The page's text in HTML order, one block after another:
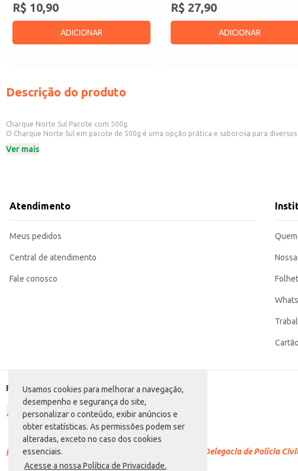
Usamos cookies para melhorar a navegação,
desempenho e segurança do site,
personalizar o conteúdo, exibir anúncios e
obter estatísticas. As permissões podem ser
alteradas, exceto no caso dos cookies
essenciais.
Acesse a nossa Política de Privacidade.
R$ 10,90
ADICIONAR
R$ 27,90
ADICIONAR
Descrição do produto
Charque Norte Sul Pacote com 500g
O Charque Norte Sul em pacote de 500g é uma opção prática e saborosa para
Formato prático em pacote de 500g.
Para um melhor resultado, hidrate o charque antes do preparo, de acordo com as
O Charque Norte Sul oferece praticidade e sabor, sendo uma opção versátil para
Ver mais
Atendimento
Meus pedidos
Central de atendimento
Fale conosco
Formas de pagamento
Racismo é crime. Denuncie. Disque 100 ou procure a Delegacia de Polícia